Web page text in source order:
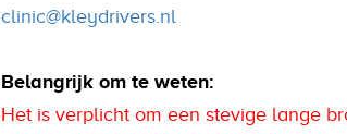
clinic@kleydrivers.nl
Belangrijk om te weten:
Het is verplicht om een stevige lange